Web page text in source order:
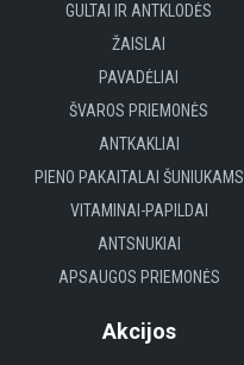
GULTAI IR ANTKLODĖS
ŽAISLAI
PAVADĖLIAI
ŠVAROS PRIEMONĖS
ANTKAKLIAI
PIENO PAKAITALAI ŠUNIUKAMS
VITAMINAI-PAPILDAI
ANTSNUKIAI
APSAUGOS PRIEMONĖS
Akcijos